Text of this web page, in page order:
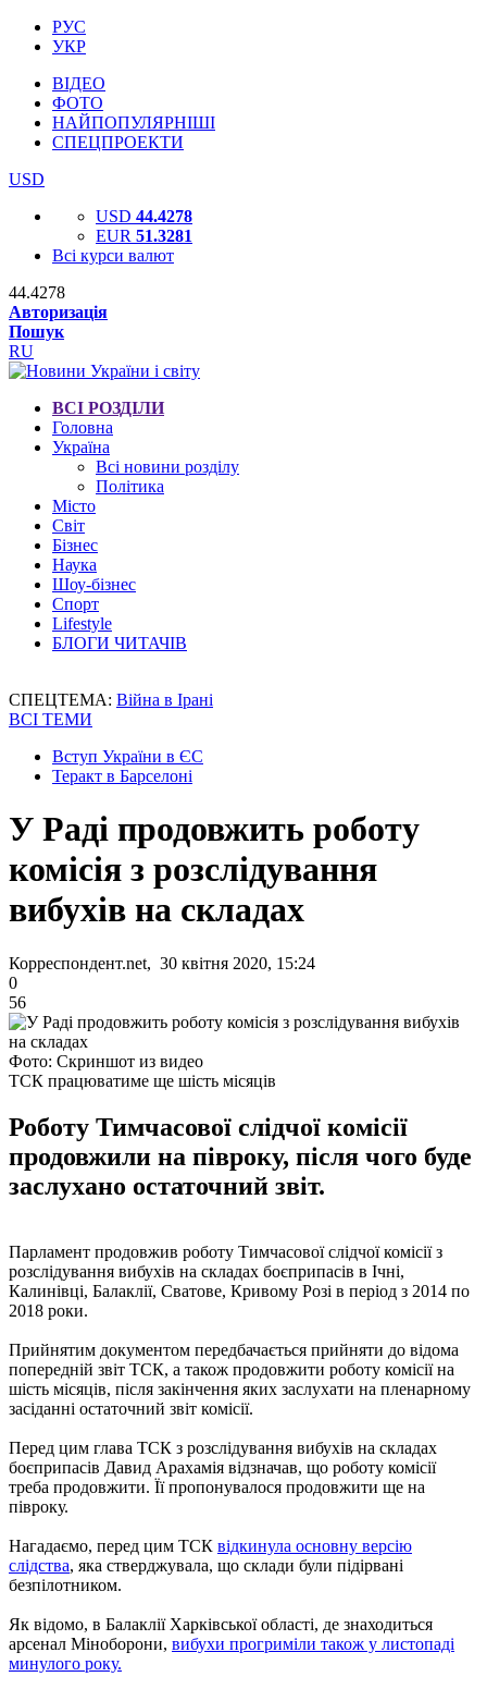
РУС
УКР
ВІДЕО
ФОТО
НАЙПОПУЛЯРНІШІ
СПЕЦПРОЕКТИ
USD
USD 44.4278
EUR 51.3281
Всі курси валют
44.4278
Авторизація
Пошук
RU
ВСІ РОЗДІЛИ
Головна
Україна
Всі новини розділу
Політика
Місто
Світ
Бізнес
Наука
Шоу-бізнес
Спорт
Lifestyle
БЛОГИ ЧИТАЧІВ
СПЕЦТЕМА: Війна в Ірані
ВСІ ТЕМИ
Вступ України в ЄС
Теракт в Барселоні
У Раді продовжить роботу
комісія з розслідування
вибухів на складах
Корреспондент.net, 30 квітня 2020, 15:24
0
56
Фото: Скриншот из видео
ТСК працюватиме ще шість місяців
Роботу Тимчасової слідчої комісії
продовжили на півроку, після чого буде
заслухано остаточний звіт.
Парламент продовжив роботу Тимчасової слідчої комісії з
розслідування вибухів на складах боєприпасів в Ічні,
Калинівці, Балаклії, Сватове, Кривому Розі в період з 2014 по
2018 роки.
Прийнятим документом передбачається прийняти до відома
попередній звіт ТСК, а також продовжити роботу комісії на
шість місяців, після закінчення яких заслухати на пленарному
засіданні остаточний звіт комісії.
Перед цим глава ТСК з розслідування вибухів на складах
боєприпасів Давид Арахамія відзначав, що роботу комісії
треба продовжити. Її пропонувалося продовжити ще на
півроку.
Нагадаємо, перед цим ТСК відкинула основну версію
слідства, яка стверджувала, що склади були підірвані
безпілотником.
Як відомо, в Балаклії Харківської області, де знаходиться
арсенал Міноборони, вибухи прогриміли також у листопаді
минулого року.